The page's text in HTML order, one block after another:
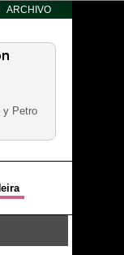
ARCHIVO
y Petro